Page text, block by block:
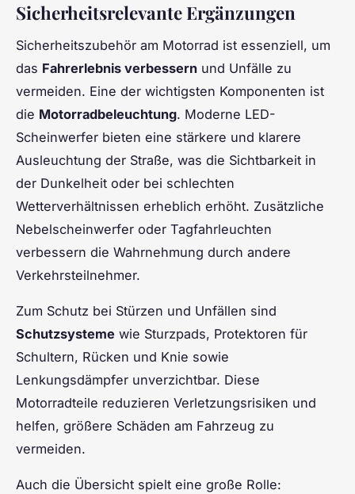
Sicherheitsrelevante Ergänzungen
Sicherheitszubehör am Motorrad ist essenziell, um
das Fahrerlebnis verbessern und Unfälle zu
vermeiden. Eine der wichtigsten Komponenten ist
die Motorradbeleuchtung. Moderne LED-
Scheinwerfer bieten eine stärkere und klarere
Ausleuchtung der Straße, was die Sichtbarkeit in
der Dunkelheit oder bei schlechten
Wetterverhältnissen erheblich erhöht. Zusätzliche
Nebelscheinwerfer oder Tagfahrleuchten
verbessern die Wahrnehmung durch andere
Verkehrsteilnehmer.
Zum Schutz bei Stürzen und Unfällen sind
Schutzsysteme wie Sturzpads, Protektoren für
Schultern, Rücken und Knie sowie
Lenkungsdämpfer unverzichtbar. Diese
Motorradteile reduzieren Verletzungsrisiken und
helfen, größere Schäden am Fahrzeug zu
vermeiden.
Auch die Übersicht spielt eine große Rolle: